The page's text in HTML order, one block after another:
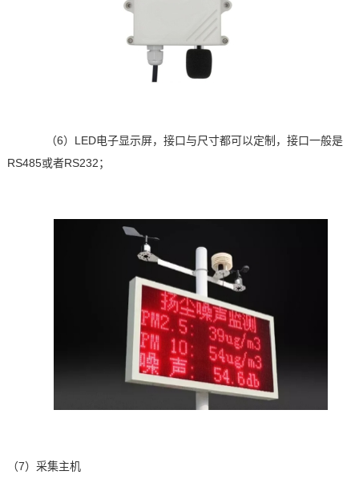
（6）LED电子显示屏，接口与尺寸都可以定制，接口一般是
RS485或者RS232；
（7）采集主机